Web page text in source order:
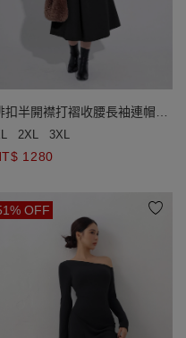
扣半開襟打褶收腰長袖連帽長
2XL 3XL
1280
OFF